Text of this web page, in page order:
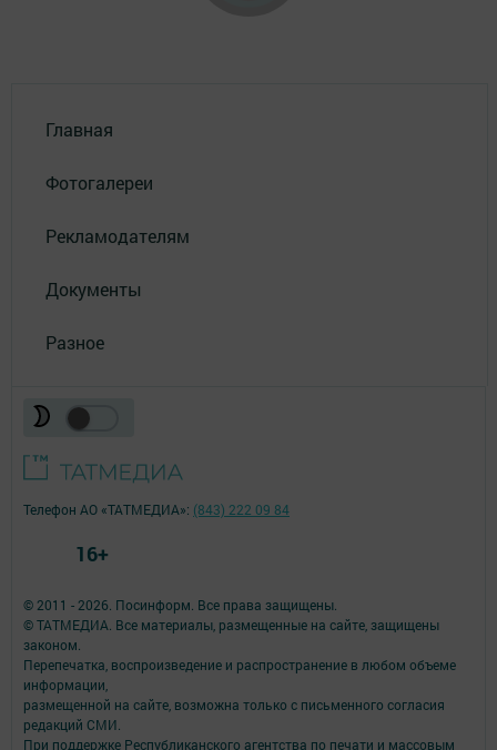
Главная
Фотогалереи
Рекламодателям
Документы
Разное
© 2011 - 2026. Посинформ. Все права защищены.
© ТАТМЕДИА. Все материалы, размещенные на сайте, защищены
законом.
Перепечатка, воспроизведение и распространение в любом объеме
информации,
размещенной на сайте, возможна только с письменного согласия
редакций СМИ.
При поддержке Республиканского агентства по печати и массовым
Телефон АО «ТАТМЕДИА»: (843) 222 09 84
16+